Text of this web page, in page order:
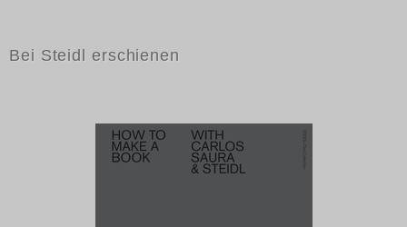
Bei Steidl erschienen